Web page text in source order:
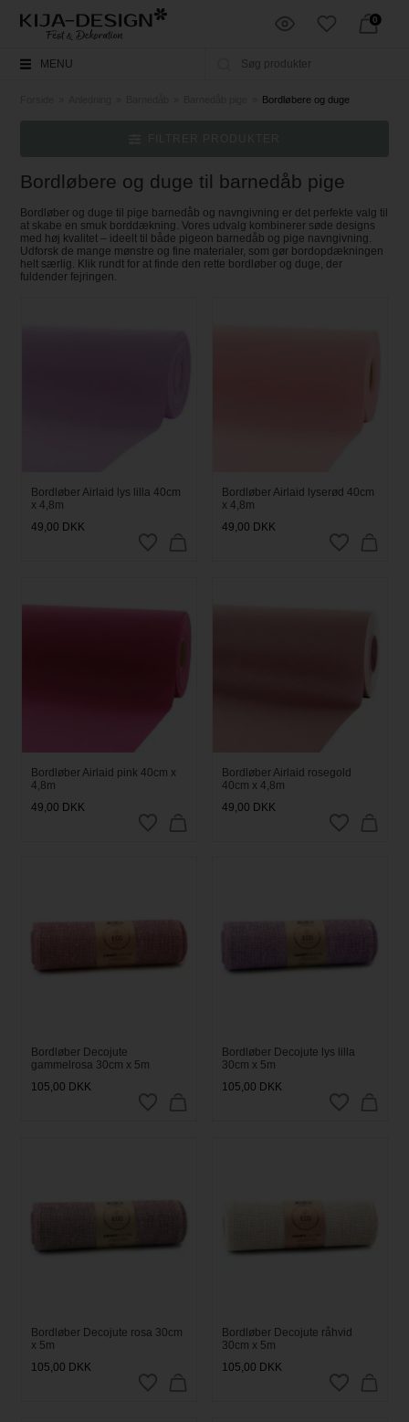
0
MENU
Bordløbere og duge
Bordløbere og duge til barnedåb pige
Bordløber og duge til pige barnedåb og navngivning er det perfekte valg til
at skabe en smuk borddækning. Vores udvalg kombinerer søde designs
med høj kvalitet – ideelt til både pigeon barnedåb og pige navngivning.
Udforsk de mange mønstre og fine materialer, som gør bordopdækningen
helt særlig. Klik rundt for at finde den rette bordløber og duge, der
fuldender fejringen.
Bordløber Airlaid lys lilla 40cm
x 4,8m
49,00 DKK
Bordløber Airlaid lyserød 40cm
x 4,8m
49,00 DKK
Bordløber Airlaid pink 40cm x
4,8m
49,00 DKK
Bordløber Airlaid rosegold
40cm x 4,8m
49,00 DKK
Bordløber Decojute
gammelrosa 30cm x 5m
105,00 DKK
Bordløber Decojute lys lilla
30cm x 5m
105,00 DKK
Bordløber Decojute rosa 30cm
x 5m
105,00 DKK
Bordløber Decojute råhvid
30cm x 5m
105,00 DKK